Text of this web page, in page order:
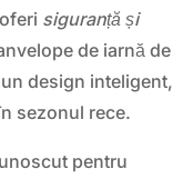
siguranță și
de iarnă de
design inteligent,
sezonul rece.
pentru